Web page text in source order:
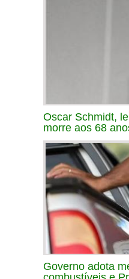
Oscar Schmidt,
morre aos 68
Governo adota